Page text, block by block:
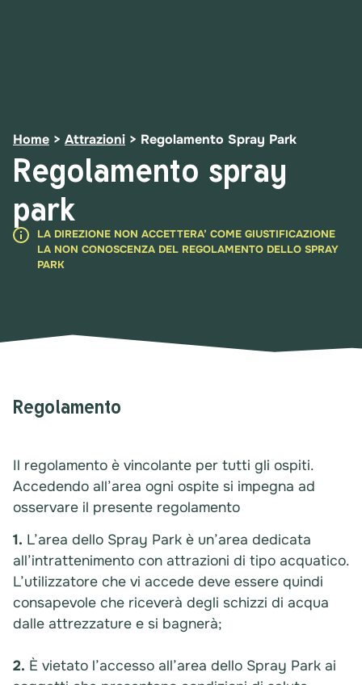
Home > Attrazioni > Regolamento Spray Park
Regolamento spray
park
LA DIREZIONE NON ACCETTERA’ COME GIUSTIFICAZIONE
LA NON CONOSCENZA DEL REGOLAMENTO DELLO SPRAY
PARK
Regolamento
Il regolamento è vincolante per tutti gli ospiti.
Accedendo all’area ogni ospite si impegna ad
osservare il presente regolamento
1. L’area dello Spray Park è un’area dedicata
all’intrattenimento con attrazioni di tipo acquatico.
L’utilizzatore che vi accede deve essere quindi
consapevole che riceverà degli schizzi di acqua
dalle attrezzature e si bagnerà;
2. È vietato l’accesso all’area dello Spray Park ai